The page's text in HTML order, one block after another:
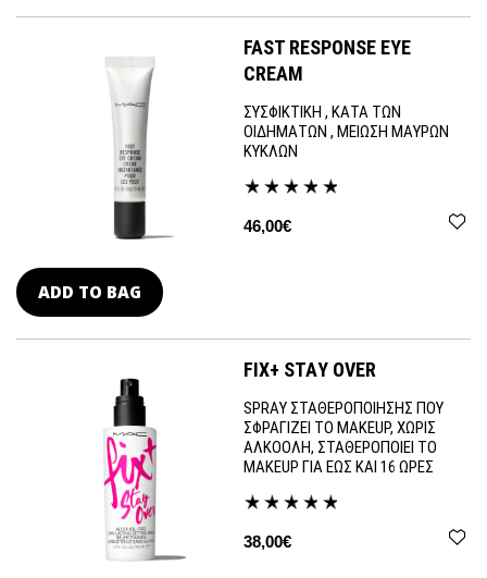
FAST RESPONSE EYE
CREAM
ΣΥΣΦΙΚΤΙΚΗ , ΚΑΤΑ ΤΩΝ
ΟΙΔΗΜΑΤΩΝ , ΜΕΙΩΣΗ ΜΑΥΡΩΝ
ΚΥΚΛΩΝ
46,00€
ADD TO BAG
FIX+ STAY OVER
SPRAY ΣΤΑΘΕΡΟΠΟΙΗΣΗΣ ΠΟΥ
ΣΦΡΑΓΙΖΕΙ ΤΟ MAKEUP, ΧΩΡΙΣ
ΑΛΚΟΟΛΗ, ΣΤΑΘΕΡΟΠΟΙΕΙ ΤΟ
MAKEUP ΓΙΑ ΕΩΣ ΚΑΙ 16 ΩΡΕΣ
38,00€